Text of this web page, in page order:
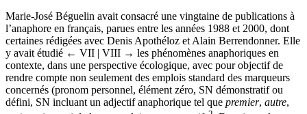
Marie-José Béguelin avait consacré une vingtaine de publications à
l’anaphore en français, parues entre les années 1988 et 2000, dont
certaines rédigées avec Denis Apothéloz et Alain Berrendonner. Elle
y avait étudié ← VII | VIII → les phénomènes anaphoriques en
contexte, dans une perspective écologique, avec pour objectif de
rendre compte non seulement des emplois standard des marqueurs
concernés (pronom personnel, élément zéro, SN démonstratif ou
défini, SN incluant un adjectif anaphorique tel que premier, autre,